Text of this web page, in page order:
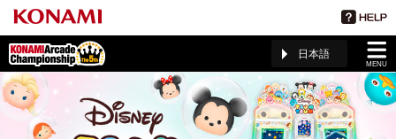
MENU
日本語